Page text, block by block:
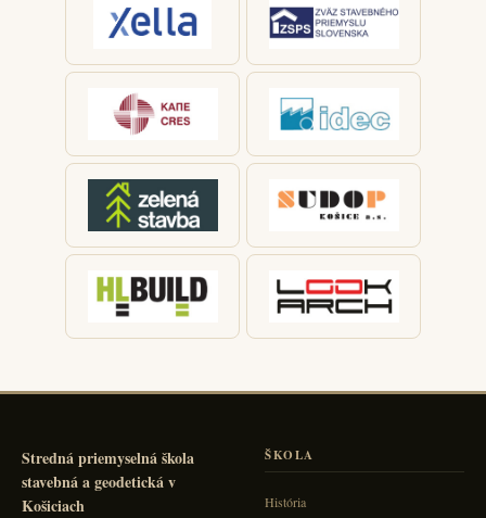
Stredná priemyselná škola
stavebná a geodetická v
Košiciach
ŠKOLA
História